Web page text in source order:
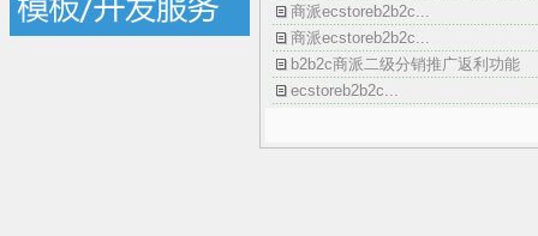
商派ecstoreb2b2c...
商派ecstoreb2b2c...
b2b2c商派二级分销推广返利功能
ecstoreb2b2c...